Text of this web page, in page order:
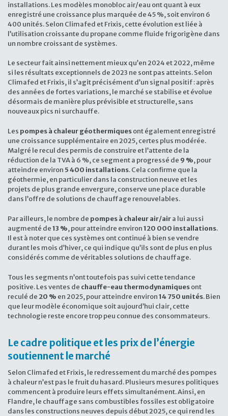
installations. Les modèles monobloc air/eau ont quant à eux
enregistré une croissance plus marquée de 45 %, soit environ 6
400 unités. Selon Climafed et Frixis, cette évolution est liée à
l’utilisation croissante du propane comme fluide frigorigène dans
un nombre croissant de systèmes.
Le secteur fait ainsi nettement mieux qu’en 2024 et 2022, même
si les résultats exceptionnels de 2023 ne sont pas atteints. Selon
Climafed et Frixis, il s’agit précisément d’un signal positif : après
des années de fortes variations, le marché se stabilise et évolue
désormais de manière plus prévisible et structurelle, sans
nouveaux pics ni surchauffe.
Les pompes à chaleur géothermiquesont également enregistré
une croissance supplémentaire en 2025, certes plus modérée.
Malgré le recul des permis de construire et l’attente de la
réduction de la TVA à 6 %, ce segment a progressé de 9 %, pour
atteindre environ 5 400 installations. Cela confirme que la
géothermie, en particulier dans la construction neuve et les
projets de plus grande envergure, conserve une place durable
dans l’offre de solutions de chauffage renouvelables.
Par ailleurs, le nombre de pompes à chaleur air/aira lui aussi
augmenté de13 %, pour atteindre environ120 000 installations.
Il est à noter que ces systèmes ont continué à bien se vendre
durant les mois d’hiver, ce qui indique qu’ils sont de plus en plus
considérés comme de véritables solutions de chauffage.
Tous les segments n’ont toutefois pas suivi cette tendance
positive. Les ventes de chauffe-eau thermodynamiquesont
reculé de20 % en 2025, pour atteindre environ14 750 unités. Bien
que leur modèle économique soit aujourd’hui clair, cette
technologie reste encore trop peu connue des consommateurs.
Le cadre politique et les prix de l’énergie
soutiennent le marché
Selon Climafed et Frixis, le redressement du marché des pompes
à chaleur n’est pas le fruit du hasard. Plusieurs mesures politiques
commencent à produire leurs effets simultanément. Ainsi, en
Flandre, le chauffage sans combustibles fossiles est obligatoire
dans les constructions neuves depuis début 2025, ce qui rend les